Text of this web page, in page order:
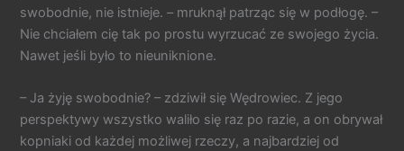
swobodnie, nie istnieje. – mruknął patrząc się w podłogę. –
Nie chciałem cię tak po prostu wyrzucać ze swojego życia.
Nawet jeśli było to nieuniknione.
– Ja żyję swobodnie? – zdziwił się Wędrowiec. Z jego
perspektywy wszystko waliło się raz po razie, a on obrywał
kopniaki od każdej możliwej rzeczy, a najbardziej od